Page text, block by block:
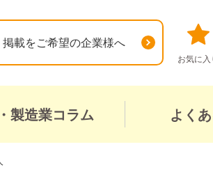
掲載をご希望の企業様へ
お気に入
製造業コラム よく